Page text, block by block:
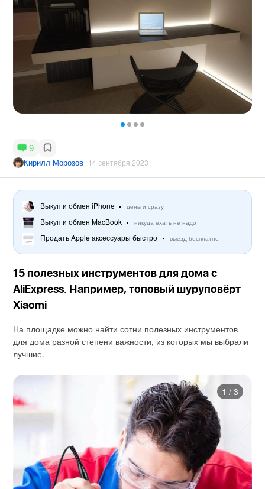
9
Кирилл Морозов 14 сентября 2023
Выкуп и обмен iPhone деньги сразу
Выкуп и обмен MacBook никуда ехать не надо
Продать Apple аксессуары быстро выезд бесплатно
15 полезных инструментов для дома с
AliExpress. Например, топовый шуруповёрт
Xiaomi
На площадке можно найти сотни полезных инструментов
для дома разной степени важности, из которых мы выбрали
лучшие.
1 / 3